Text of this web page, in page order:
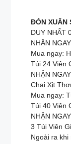
ĐÓN XUÂN
DUY NHẤT
NHẬN
Mua ngay:
Túi 24 Viên
NHẬN NGAY
Chai Xịt
Mua ngay:
Túi 40 Viên
NHẬN NGAY
3 Túi Viên
Ngoài ra